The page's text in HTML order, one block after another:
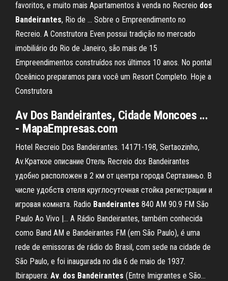
favoritos, e muito mais Apartamentos à venda no Recreio dos
Bandeirantes, Rio de ... Sobre o Empreendimento no
Recreio. A Construtora Even possui tradição no mercado
imobiliário do Rio de Janeiro, são mais de 15
Empreendimentos construídos nos últimos 10 anos. No pontal
Oceânico preparamos para você um Resort Completo. Hoje a
Construtora
Av Dos Bandeirantes, Cidade Moncoes ...
- MapaEmpresas.com
Hotel Recreio Dos Bandeirantes. 14171-198, Sertaozinho,
Av.Краткое описание Отель Recreio dos Bandeirantes
удобно расположен в 2 км от центра города Сертазиньо. В
числе удобств отеля круглосуточная стойка регистрации и
игровая комната. Radio Bandeirantes 840 AM 90.9 FM São
Paulo Ao Vivo |… A Rádio Bandeirantes, também conhecida
como Band AM e Bandeirantes FM (em São Paulo), é uma
rede de emissoras de rádio do Brasil, com sede na cidade de
São Paulo, e foi inaugurada no dia 6 de maio de 1937.
Ibirapuera: Av. dos Bandeirantes (Entre Imigrantes e São…